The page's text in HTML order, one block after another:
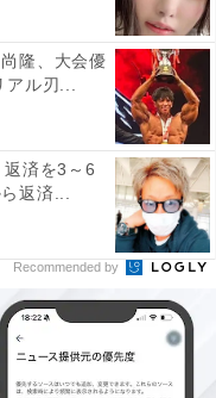
隆、大会優
アル刃...
済を3～6
返済...
Recommended by